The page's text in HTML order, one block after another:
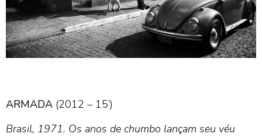
ARMADA (2012 – 15’)
Brasil, 1971. Os anos de chumbo lançam seu véu